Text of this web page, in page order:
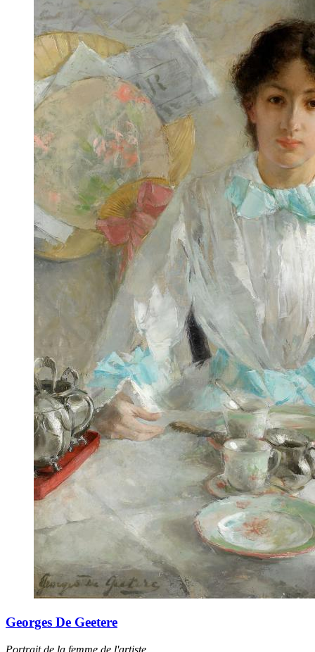
Georges De Geetere
Portrait de la femme de l'artiste